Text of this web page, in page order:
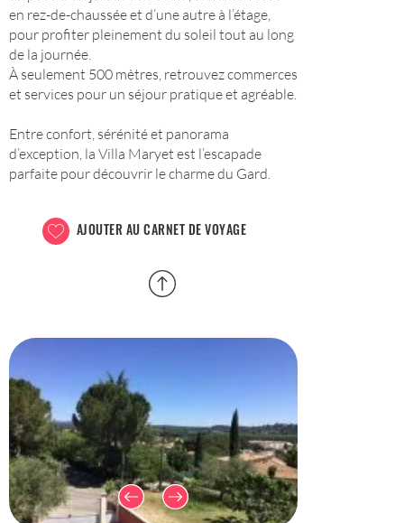
en rez-de-chaussée et d’une autre à l’étage,
pour profiter pleinement du soleil tout au long
de la journée.
À seulement 500 mètres, retrouvez commerces
et services pour un séjour pratique et agréable.
Entre confort, sérénité et panorama
d’exception, la Villa Maryet est l’escapade
parfaite pour découvrir le charme du Gard.
AJOUTER AU CARNET DE VOYAGE